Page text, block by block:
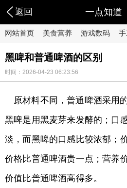
返回 一点知道
网站首页 美食营养 游戏数码
黑啤和普通啤酒的区别
时间：2026-04-23 06:23:56
原材料不同，普通啤酒采用
黑啤是用黑麦芽来发酵的；口
淡，而黑啤的口感比较浓郁；
价格比普通啤酒贵一点；营养
价值比普通啤酒高得多。